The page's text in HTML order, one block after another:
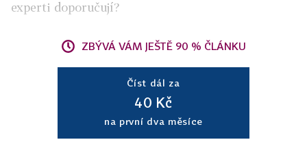
experti doporučují?
ZBÝVÁ VÁM JEŠTĚ 90 % ČLÁNKU
Číst dál za
40 Kč
na první dva měsíce